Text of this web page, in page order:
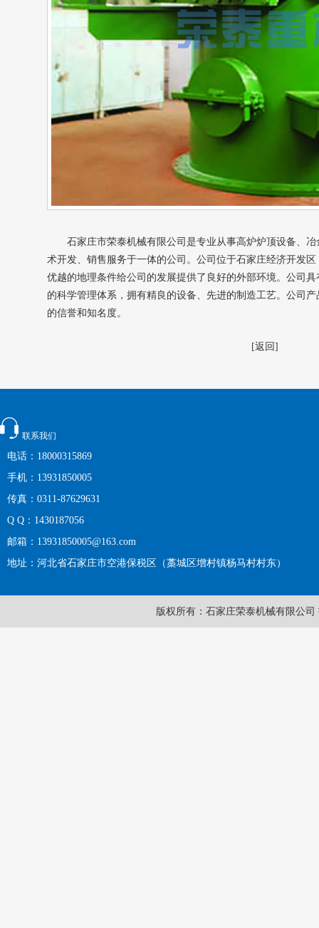
石家庄市荣泰机械有限公司是专业从事高炉炉顶设备、
术开发、销售服务于一体的公司。公司位于石家庄经济开发
优越的地理条件给公司的发展提供了良好的外部环境。公司
的科学管理体系，拥有精良的设备、先进的制造工艺。公司
的信誉和知名度。
[返回]
联系我们
电话：18000315869
手机：13931850005
传真：0311-87629631
Q Q：1430187056
邮箱：13931850005@163.com
地址：河北省石家庄市空港保税区（藁城区增村镇杨马村村东）
版权所有：石家庄荣泰机械有限公司